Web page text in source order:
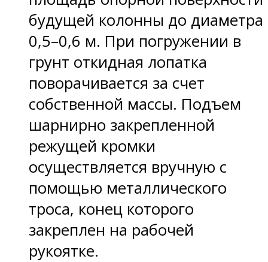
будущей колонны до диаметра
0,5–0,6 м. При погружении в
грунт откидная лопатка
поворачивается за счет
собственной массы. Подъем
шарнирно закрепленной
режущей кромки
осуществляется вручную с
помощью металлического
троса, конец которого
закреплен на рабочей
рукоятке.